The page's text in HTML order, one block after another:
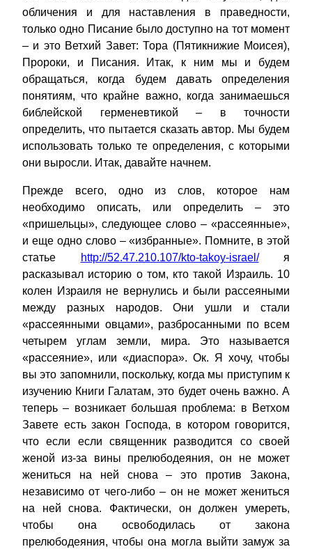
обличения и для наставления в праведности,
только одно Писание было доступно на тот момент
– и это Ветхий Завет: Тора (Пятикнижие Моисея),
Пророки, и Писания. Итак, к ним мы и будем
обращаться, когда будем давать определения
понятиям, что крайне важно, когда занимаешься
библейской герменевтикой – в точности
определить, что пытается сказать автор. Мы будем
использовать только те определения, с которыми
они выросли. Итак, давайте начнем.
Прежде всего, одно из слов, которое нам
необходимо описать, или определить – это
«пришельцы», следующее слово – «рассеянные»,
и еще одно слово – «избранные». Помните, в этой
статье
http://52.47.210.107/kto-takoy-israel/я
расказывал историю о том, кто такой Израиль. 10
колен Израиля не вернулись и были рассеяными
между разных народов. Они ушли и стали
«рассеянными овцами», разбросанными по всем
четырем углам земли, мира. Это называется
«рассеяние», или «диаспора». Ок. Я хочу, чтобы
вы это запомнили, поскольку, когда мы приступим к
изучению Книги Галатам, это будет очень важно. А
теперь – возникает большая проблема: в Ветхом
Завете есть закон Господа, в котором говорится,
что если если священник разводится со своей
женой из-за вины прелюбодеяния, он не может
жениться на ней снова – это против Закона,
независимо от чего-либо – он не может жениться
на ней снова. Фактически, он должен умереть,
чтобы она освободилась от закона
прелюбодеяния, чтобы она могла выйти замуж за